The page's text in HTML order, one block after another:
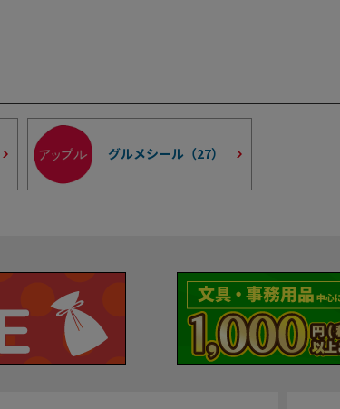
グルメシール（27）